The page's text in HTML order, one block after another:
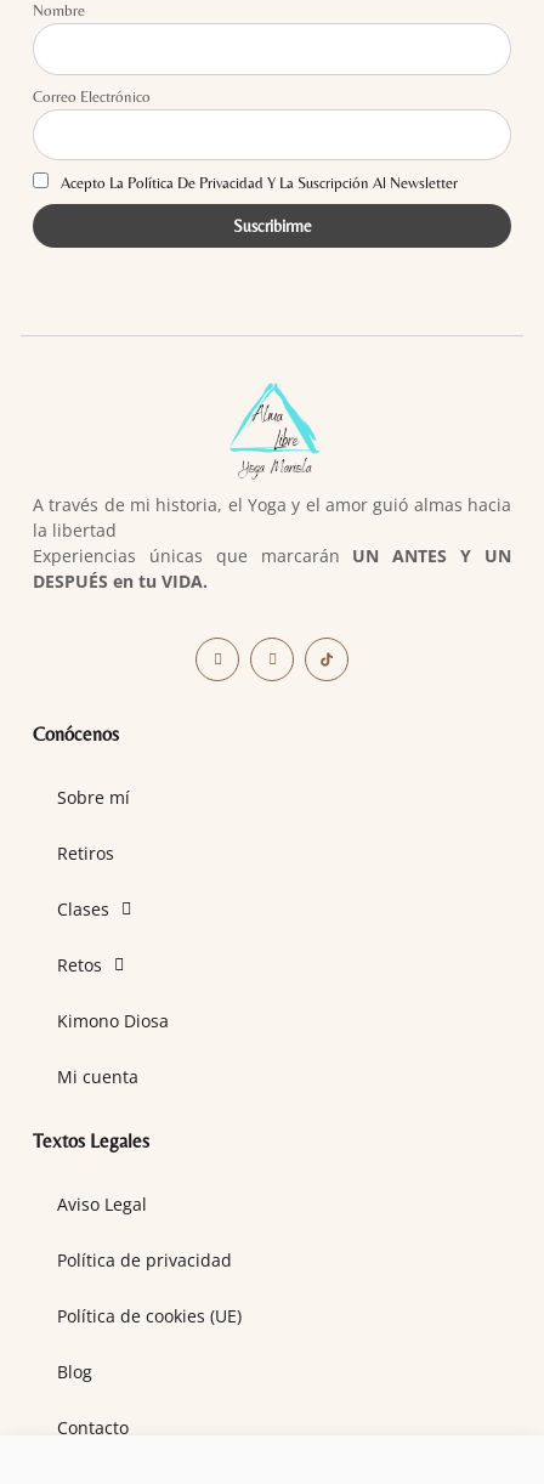
Nombre
Correo Electrónico
Acepto La Política De Privacidad Y La Suscripción Al Newsletter
A través de mi historia, el Yoga y el amor guió almas hacia
la libertad
Experiencias únicas que marcarán UN ANTES Y UN
DESPUÉS en tu VIDA.
Conócenos
Sobre mí
Retiros
Clases
Retos
Kimono Diosa
Mi cuenta
Textos Legales
Aviso Legal
Política de privacidad
Política de cookies (UE)
Blog
Contacto